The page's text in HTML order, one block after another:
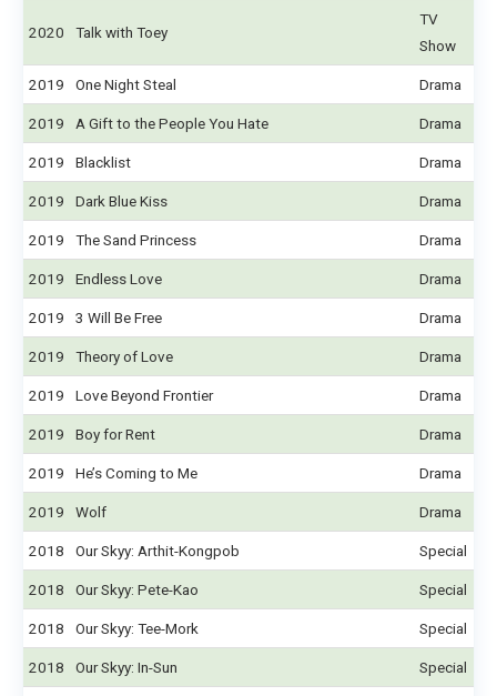
2020 Talk with Toey
TV
Show
2019 One Night Steal Drama
2019 A Gift to the People You Hate Drama
2019 Blacklist Drama
2019 Dark Blue Kiss Drama
2019 The Sand Princess Drama
2019 Endless Love Drama
2019 3 Will Be Free Drama
2019 Theory of Love Drama
2019 Love Beyond Frontier Drama
2019 Boy for Rent Drama
2019 He’s Coming to Me Drama
2019 Wolf Drama
2018 Our Skyy: Arthit-Kongpob Special
2018 Our Skyy: Pete-Kao Special
2018 Our Skyy: Tee-Mork Special
2018 Our Skyy: In-Sun Special